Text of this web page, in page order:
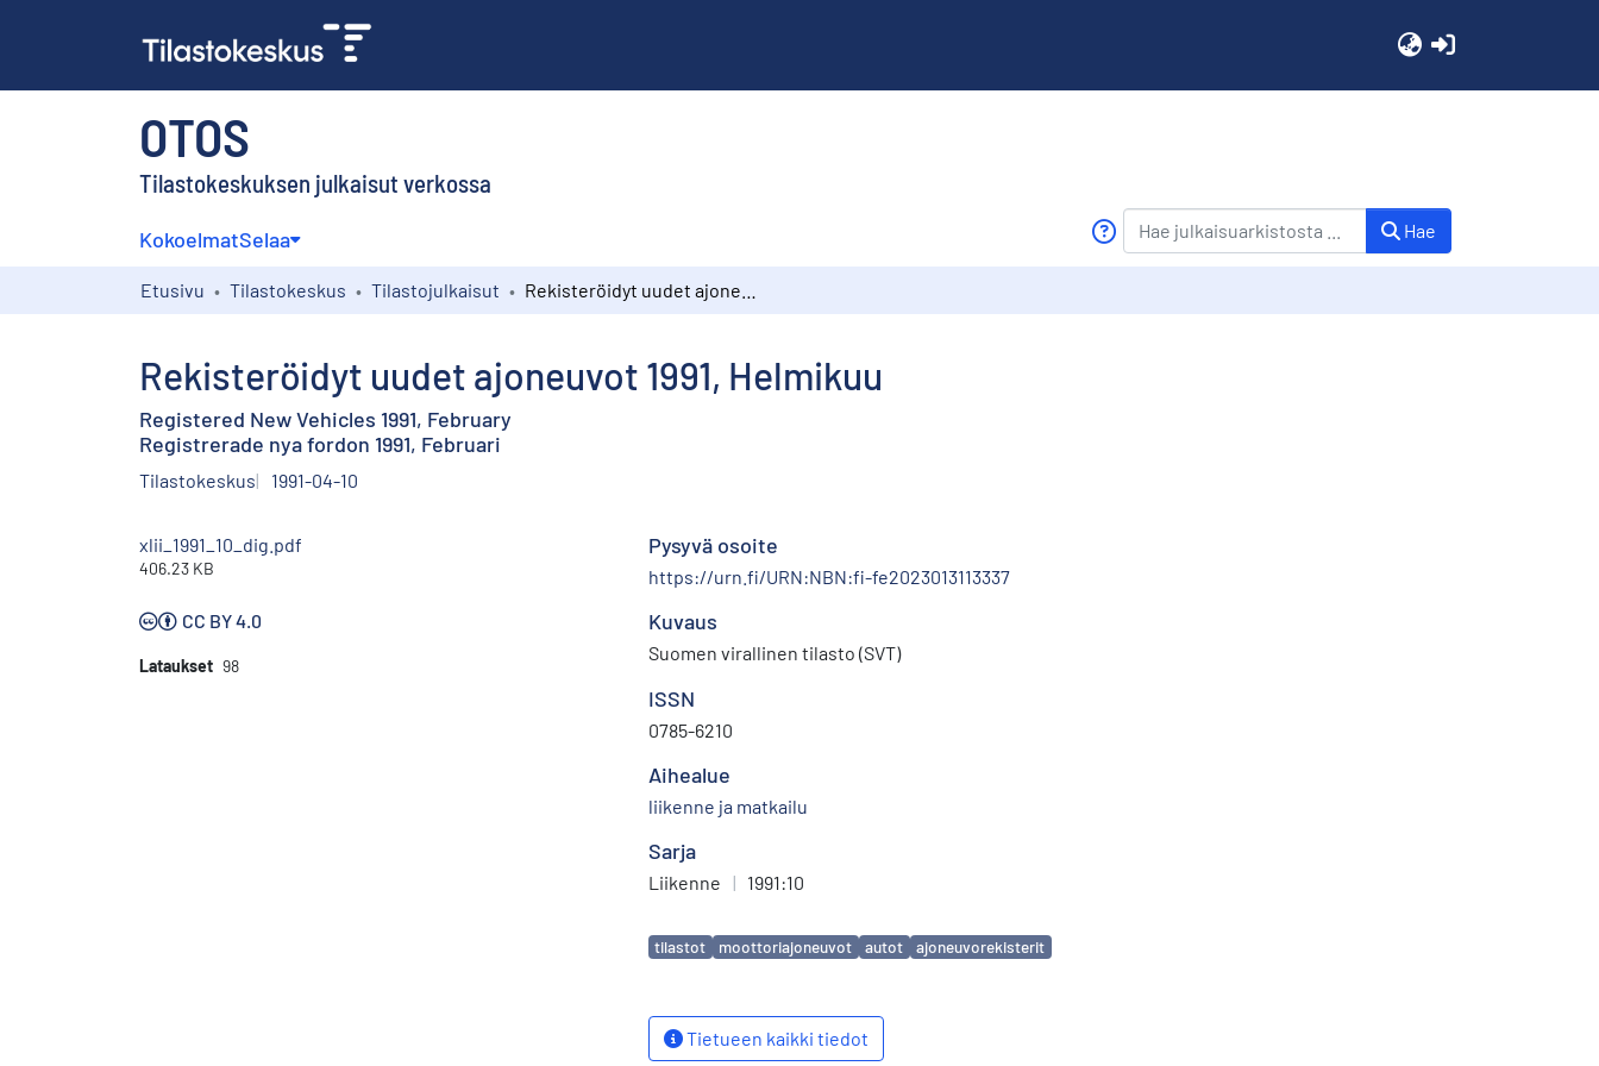
OTOS
Tilastokeskuksen julkaisut verkossa
KokoelmatSelaa Hae
Etusivu Tilastokeskus Tilastojulkaisut
Rekisteröidyt uudet ajoneuvot 1991, Helmikuu
Registered New Vehicles 1991, February
Registrerade nya fordon 1991, Februari
Tilastokeskus 1991-04-10
xlii_1991_10_dig.pdf
406.23 KB
CC BY 4.0
Lataukset 98
Pysyvä osoite
https://urn.fi/URN:NBN:fi-fe2023013113337
Kuvaus
Suomen virallinen tilasto (SVT)
ISSN
0785-6210
Aihealue
liikenne ja matkailu
Sarja
Liikenne | 1991:10
Avainsanat
tilastot moottoriajoneuvot autot ajoneuvorekisterit
Tietueen kaikki tiedot